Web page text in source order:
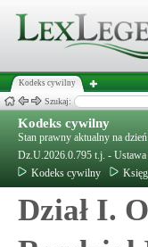
Kodeks cywilny
Szukaj:
Kodeks cywilny
Stan prawny aktualny na
Dz.U.2026.0.795 t.j. -
Kodeks cywilny
Dział I.